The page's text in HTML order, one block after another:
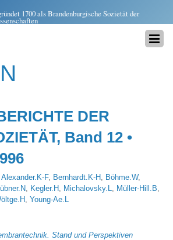
1700 als Brandenburgische Sozietät der
DER
Band 12 •
Alexander.K-F, Bernhardt.K-H , Böhme.W,
, Kegler.H , Michalovsky.L, Müller-Hill.B,
,Young-Ae.L
Stand und Perspektiven